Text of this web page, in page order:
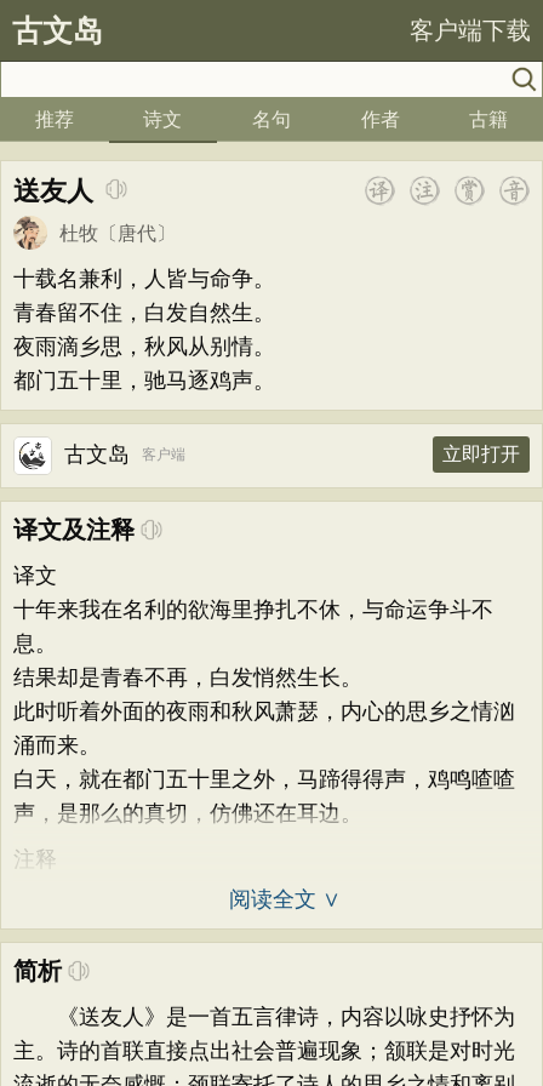
古文岛 客户端下载
推荐 诗文 名句 作者 古籍
送友人
杜牧 〔唐代〕
十载名兼利，人皆与命争。
青春留不住，白发自然生。
夜雨滴乡思，秋风从别情。
都门五十里，驰马逐鸡声。
古文岛 客户端 立即打开
译文及注释
译文
十年来我在名利的欲海里挣扎不休，与命运争斗不
息。
结果却是青春不再，白发悄然生长。
此时听着外面的夜雨和秋风萧瑟，内心的思乡之情汹
涌而来。
白天，就在都门五十里之外，马蹄得得声，鸡鸣喳喳
声，是那么的真切，仿佛还在耳边。
注释
阅读全文 ∨
简析
《送友人》是一首五言律诗，内容以咏史抒怀为
主。诗的首联直接点出社会普遍现象；颔联是对时光